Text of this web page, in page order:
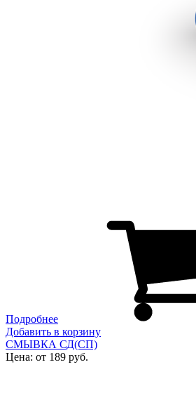
Подробнее
Добавить в корзину
СМЫВКА СД(СП)
Цена: от 189 руб.